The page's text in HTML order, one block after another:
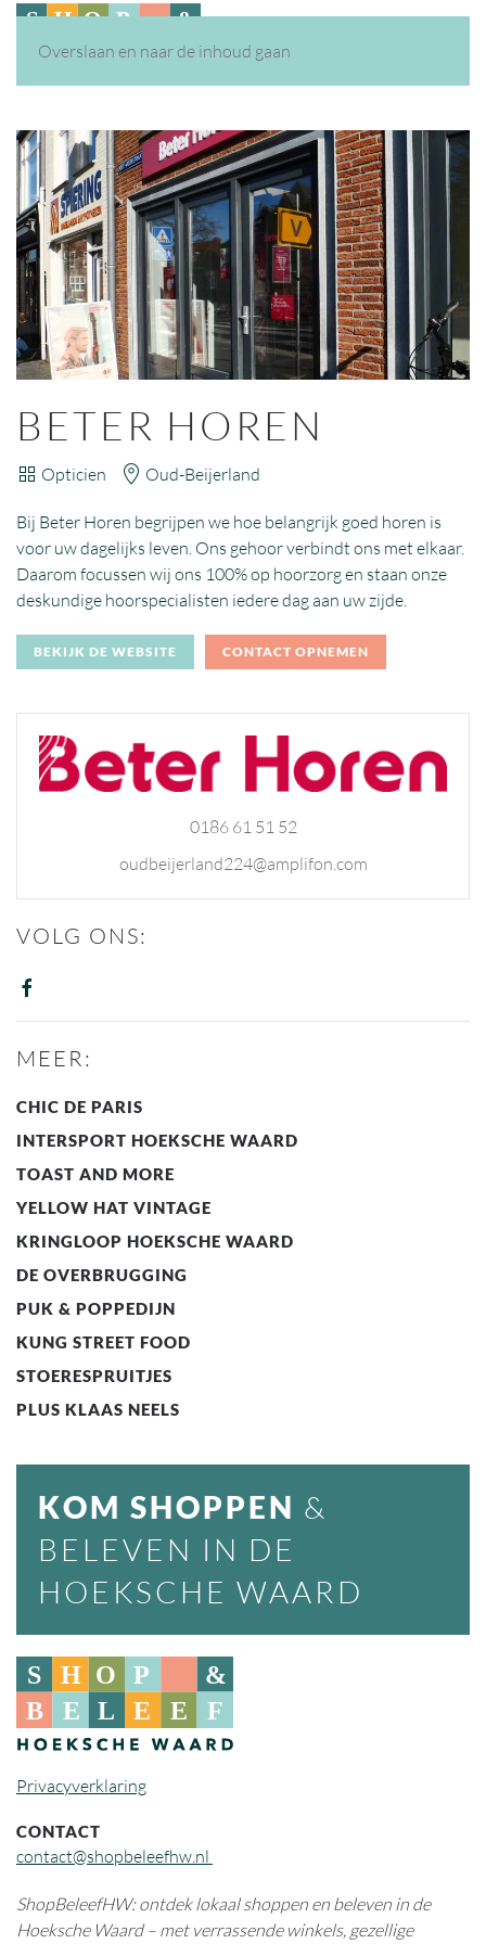
Overslaan en naar de inhoud gaan
BETER HOREN
Opticien Oud-Beijerland
Bij Beter Horen begrijpen we hoe belangrijk goed horen is
voor uw dagelijks leven. Ons gehoor verbindt ons met elkaar.
Daarom focussen wij ons 100% op hoorzorg en staan onze
deskundige hoorspecialisten iedere dag aan uw zijde.
BEKIJK DE WEBSITE CONTACT OPNEMEN
0186 61 51 52
oudbeijerland224@amplifon.com
VOLG ONS:
MEER:
CHIC DE PARIS
INTERSPORT HOEKSCHE WAARD
TOAST AND MORE
YELLOW HAT VINTAGE
KRINGLOOP HOEKSCHE WAARD
DE OVERBRUGGING
PUK & POPPEDIJN
KUNG STREET FOOD
STOERESPRUITJES
PLUS KLAAS NEELS
KOM SHOPPEN &
BELEVEN IN DE
HOEKSCHE WAARD
Privacyverklaring
CONTACT
contact@shopbeleefhw.nl
ShopBeleefHW: ontdek lokaal shoppen en beleven in de
Hoeksche Waard – met verrassende winkels, gezellige